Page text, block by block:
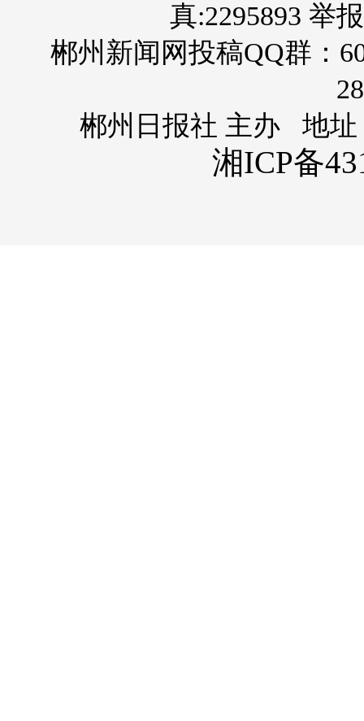
真:2295893 举
郴州新闻网投稿QQ群：
郴州日报社 主办 地址
湘ICP备